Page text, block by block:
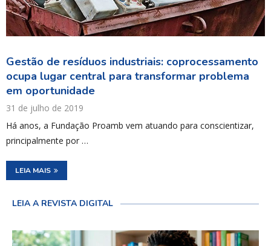
Gestão de resíduos industriais: coprocessamento
ocupa lugar central para transformar problema
em oportunidade
31 de julho de 2019
Há anos, a Fundação Proamb vem atuando para conscientizar,
principalmente por …
LEIA MAIS
LEIA A REVISTA DIGITAL